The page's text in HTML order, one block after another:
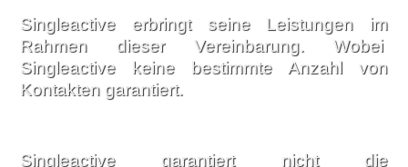
Singleactive erbringt seine Leistungen im
Rahmen dieser Vereinbarung. Wobei
Singleactive keine bestimmte Anzahl von
Kontakten garantiert.
Singleactive garantiert nicht die